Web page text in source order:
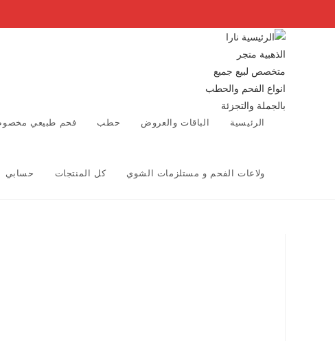
الرئيسية الباقات والعروض حطب فحم طبيعي
ولاعات الفحم و مستلزمات الشوي كل المنتجات حسابي